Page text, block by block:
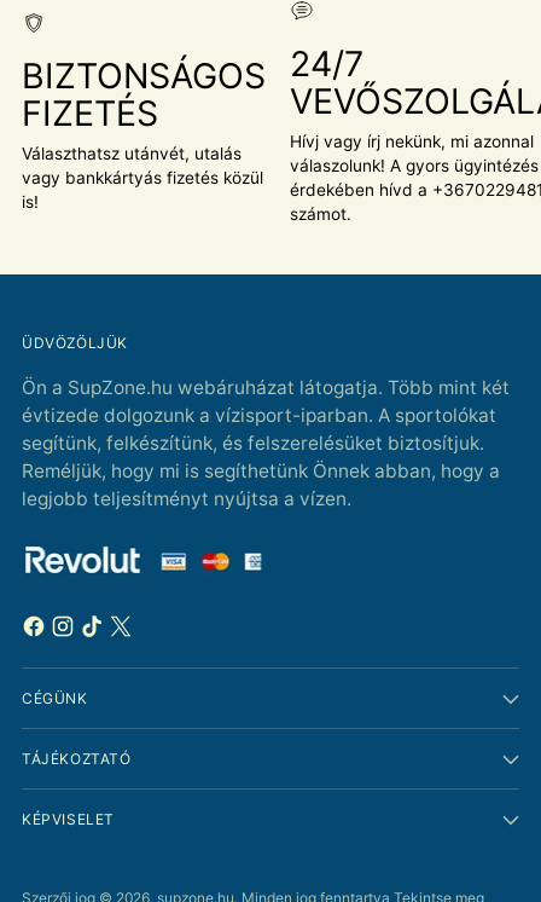
BIZTONSÁGOS
FIZETÉS
Választhatsz utánvét, utalás
vagy bankkártyás fizetés közül
is!
24/7
Hívj vagy írj nekünk, mi azonnal
válaszolunk! A gyors ügyintézés
érdekében hívd a
számot.
ÜDVÖZÖLJÜK
Ön a SupZone.hu webáruházat látogatja. Több mint két
évtizede dolgozunk a vízisport-iparban. A sportolókat
segítünk, felkészítünk, és felszerelésüket biztosítjuk.
Reméljük, hogy mi is segíthetünk Önnek abban, hogy a
legjobb teljesítményt nyújtsa a vízen.
CÉGÜNK
TÁJÉKOZTATÓ
KÉPVISELET
Szerzői jog © 2026, supzone.hu. Minden jog fenntartva Tekintse meg